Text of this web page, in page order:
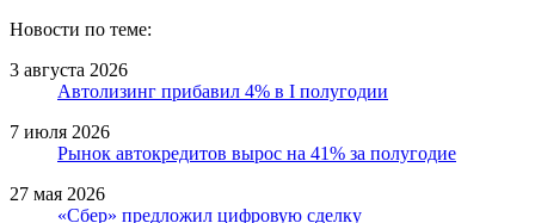
Новости по теме:
3 августа 2026
Автолизинг прибавил 4% в I полугодии
7 июля 2026
Рынок автокредитов вырос на 41% за полугодие
27 мая 2026
«Сбер» предложил цифровую сделку